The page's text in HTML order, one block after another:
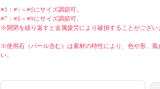
#3：#1～#5にサイズ調節可。
#7：#5～#9にサイズ調節可。
※開閉を繰り返すと金属疲労により破損することがござい
※使用石（パール含む）は素材の特性により、色や形、
い。